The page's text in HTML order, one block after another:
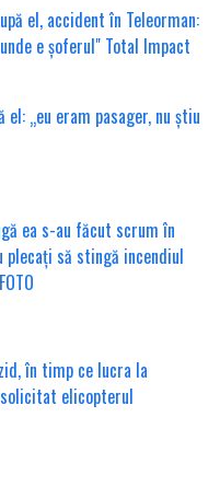
„eu eram pasager, nu știu
ea s-au făcut scrum în
plecați să stingă incendiul
în timp ce lucra la
elicopterul